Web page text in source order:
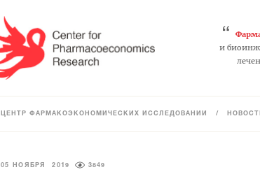
“
и
ЦЕНТР ФАРМАКОЭКОНОМИЧЕСКИХ ИССЛЕДОВАНИЙ /
05 НОЯБРЯ 2019 3849